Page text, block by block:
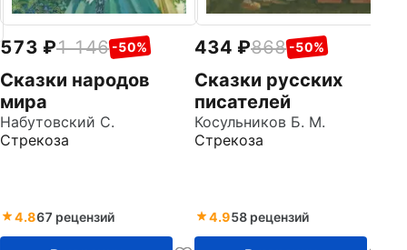
573 1 146 -50%
Сказки народов
мира
Набутовский С.
Стрекоза
4.867 рецензий
434 868 -50%
Сказки русских
писателей
Косульников Б. М.
Стрекоза
4.958 рецензий